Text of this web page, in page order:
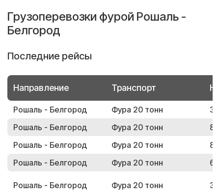
Грузоперевозки фурой Рошаль -
Белгород
Последние рейсы
Направление Транспорт
Рошаль - Белгород Фура 20 тонн
Рошаль - Белгород
Фура 20 тонн
Рошаль - Белгород
Фура 20 тонн
Рошаль - Белгород
Фура 20 тонн
Рошаль - Белгород Фура 20 тонн